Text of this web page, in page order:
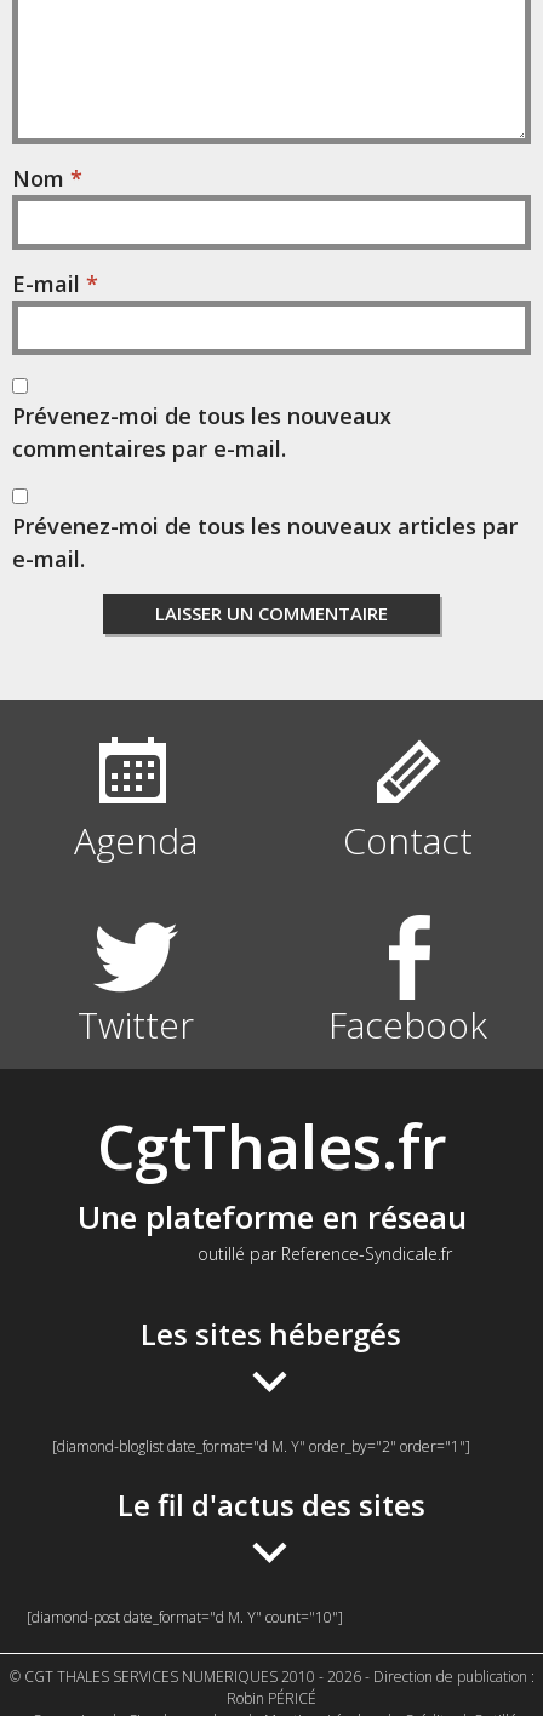
Nom *
E-mail *
Prévenez-moi de tous les nouveaux
commentaires par e-mail.
Prévenez-moi de tous les nouveaux articles par
e-mail.
Agenda Contact
Twitter Facebook
CgtThales.fr
Une plateforme en réseau
outillé par Reference-Syndicale.fr
Les sites hébergés
[diamond-bloglist date_format="d M. Y" order_by="2" order="1"]
Le fil d'actus des sites
[diamond-post date_format="d M. Y" count="10"]
© CGT THALES SERVICES NUMERIQUES 2010 - 2026 - Direction de publication :
Robin PÉRICÉ